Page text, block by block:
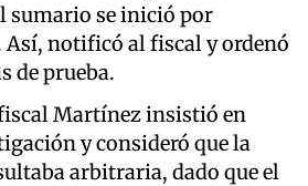
sumario se inició por
notificó al fiscal y ordenó
de prueba.
Martínez insistió en
y consideró que la
arbitraria, dado que el